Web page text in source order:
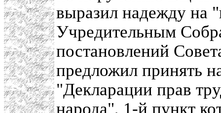
выразил надежду на
Учредительным
постановлений
предложил принять
"Декларации прав
народа", 1-й пункт